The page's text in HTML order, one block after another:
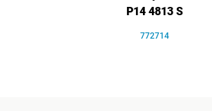
P14 4813 S
772714